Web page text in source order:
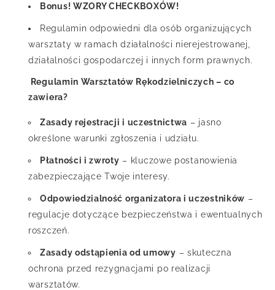
Bonus! WZORY CHECKBOXÓW!
Regulamin odpowiedni dla osób organizujących
warsztaty w ramach działalności nierejestrowanej,
działalności gospodarczej i innych form prawnych.
Regulamin Warsztatów Rękodzielniczych – co
zawiera?
Zasady rejestracji i uczestnictwa – jasno
określone warunki zgłoszenia i udziału.
Płatności i zwroty – kluczowe postanowienia
zabezpieczające Twoje interesy.
Odpowiedzialność organizatora i uczestników –
regulacje dotyczące bezpieczeństwa i ewentualnych
roszczeń.
Zasady odstąpienia od umowy – skuteczna
ochrona przed rezygnacjami po realizacji
warsztatów.